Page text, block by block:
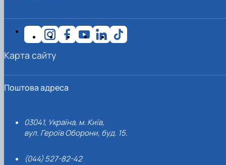
Поштова адреса
03041, Україна, м. Київ,
вул. Героїв Оборони, буд. 15.
(044) 527-82-42
Карта сайту